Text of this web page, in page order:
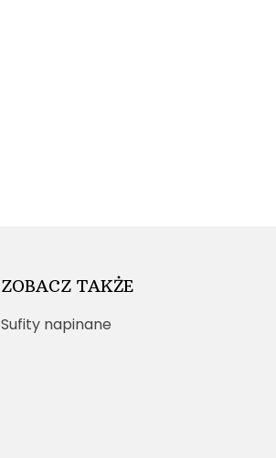
ZOBACZ TAKŻE
Sufity napinane